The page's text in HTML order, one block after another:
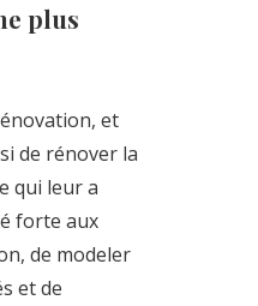
plus
et
de rénover la
qui leur a
forte aux
de modeler
et de